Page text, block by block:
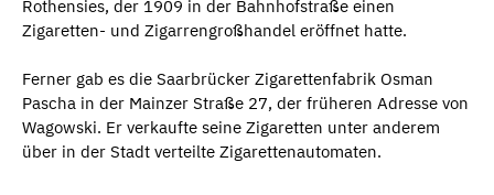
Rothensies, der 1909 in der Bahnhofstraße einen
Zigaretten- und Zigarrengroßhandel eröffnet hatte.
Ferner gab es die Saarbrücker Zigarettenfabrik Osman
Pascha in der Mainzer Straße 27, der früheren Adresse von
Wagowski. Er verkaufte seine Zigaretten unter anderem
über in der Stadt verteilte Zigarettenautomaten.